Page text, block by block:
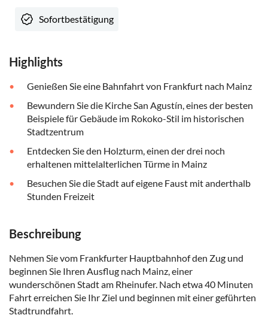
Sofortbestätigung
Highlights
Genießen Sie eine Bahnfahrt von Frankfurt nach Mainz
Bewundern Sie die Kirche San Agustín, eines der besten
Beispiele für Gebäude im Rokoko-Stil im historischen
Stadtzentrum
Entdecken Sie den Holzturm, einen der drei noch
erhaltenen mittelalterlichen Türme in Mainz
Besuchen Sie die Stadt auf eigene Faust mit anderthalb
Stunden Freizeit
Beschreibung
Nehmen Sie vom Frankfurter Hauptbahnhof den Zug und
beginnen Sie Ihren Ausflug nach Mainz, einer
wunderschönen Stadt am Rheinufer. Nach etwa 40 Minuten
Fahrt erreichen Sie Ihr Ziel und beginnen mit einer geführten
Stadtrundfahrt.